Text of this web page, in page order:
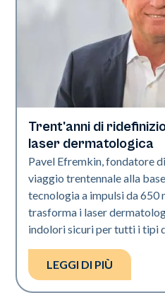
Industria
Trent'anni di
laser dermatologica
Pavel Efremkin, fondatore
viaggio trentennale alla
tecnologia a impulsi da 650
trasforma i laser
indolori sicuri per tutti i tipi
LEGGI DI PIÙ